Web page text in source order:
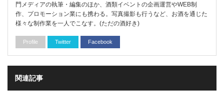
門メディアの執筆・編集のほか、酒類イベントの企画運営やWEB制
作、プロモーション業にも携わる。写真撮影も行うなど、お酒を通じた
様々な制作業を一人でこなす。(ただの酒好き)
Profile Twitter Facebook
関連記事